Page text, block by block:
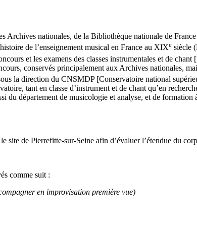
Archives nationales, de la Bibliothèque nationale de
de l’enseignement musical en France au XIXe siècle
et les examens des classes instrumentales et de
conservés principalement aux Archives nationales,
la direction du CNSMDP [Conservatoire national
tant en classe d’instrument et de chant qu’en
du département de musicologie et analyse, et de
de Pierrefitte-sur-Seine afin d’évaluer l’étendue du
comme suit :
en improvisation première vue)